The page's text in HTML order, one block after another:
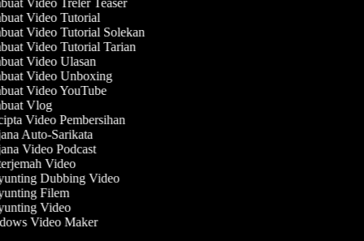
Video Tutorial
Video Tutorial Solekan
Video Tutorial Tarian
Video Ulasan
Video Unboxing
Video YouTube
Vlog
Video Pembersihan
Auto-Sarikata
Video Podcast
Video
Dubbing Video
Filem
Video
Video Maker